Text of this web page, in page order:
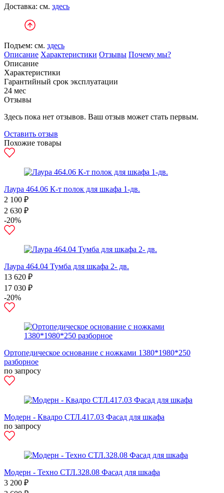
Доставка: см. здесь
Подъем: см. здесь
Описание Характеристики Отзывы Почему мы?
Описание
Характеристики
Гарантийный срок эксплуатации
24 мес
Отзывы
Здесь пока нет отзывов. Ваш отзыв может стать первым.
Оставить отзыв
Похожие товары
Лаура 464.06 К-т полок для шкафа 1-дв.
2 100 ₽
2 630 ₽
-20%
Лаура 464.04 Тумба для шкафа 2- дв.
13 620 ₽
17 030 ₽
-20%
Ортопедическое основание с ножками 1380*1980*250
разборное
по запросу
Модерн - Квадро СТЛ.417.03 Фасад для шкафа
по запросу
Модерн - Техно СТЛ.328.08 Фасад для шкафа
3 200 ₽